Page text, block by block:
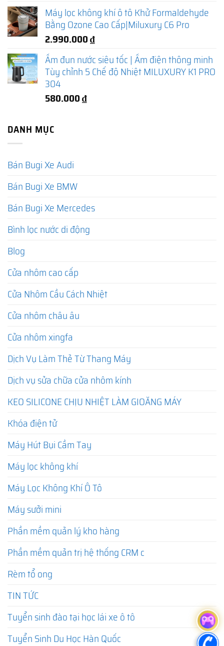
Máy lọc không khí ô tô Khử Formaldehyde
Bằng Ozone Cao Cấp|Miluxury C6 Pro
2.990.000₫
Ấm đun nước siêu tốc | Ấm điện thông minh
Tùy chỉnh 5 Chế độ Nhiệt MILUXURY K1 PRO
304
580.000₫
DANH MỤC
Bán Bugi Xe Audi
Bán Bugi Xe BMW
Bán Bugi Xe Mercedes
Bình lọc nước di động
Blog
Cửa nhôm cao cấp
Cửa Nhôm Cầu Cách Nhiệt
Cửa nhôm châu âu
Cửa nhôm xingfa
Dịch Vụ Làm Thẻ Từ Thang Máy
Dịch vụ sửa chữa cửa nhôm kính
KEO SILICONE CHỊU NHIỆT LÀM GIOĂNG MÁY
Khóa điện tử
Máy Hút Bụi Cầm Tay
Máy lọc không khí
Máy Lọc Không Khí Ô Tô
Máy sưởi mini
Phần mềm quản lý kho hàng
Phần mềm quản trị hệ thống CRM c
Rèm tổ ong
TIN TỨC
Tuyển sinh đào tại học lái xe ô tô
Tuyển Sinh Du Học Hàn Quốc